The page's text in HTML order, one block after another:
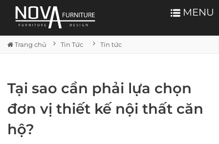
MENU
Trang chủ Tin Tức Tin tức
Tại sao cần phải lựa chọn
đơn vị thiết kế nội thất căn
hộ?